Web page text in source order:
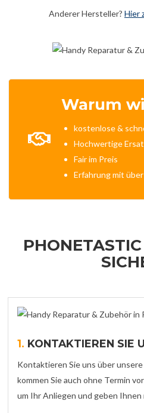
Anderer Hersteller? Hier
Warum
kostenlose &
Hochwertige
Fair im Preis
Erfahrung mit
1. KONTAKTIEREN SIE
Kontaktieren Sie uns über
kommen Sie auch ohne Termin
um Ihr Anliegen und geben